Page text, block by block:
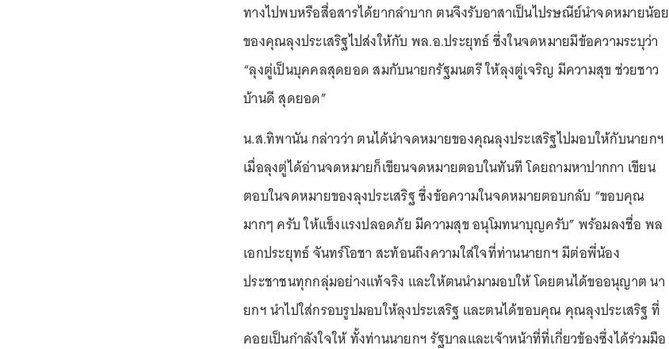
ทางไปพบหรือสื่อสารได้ยากลำบาก ตนจึงรับอาสาเป็นไปรษณีย์นำจดหมายน้อย
ของคุณลุงประเสริฐไปส่งให้กับ พล.อ.ประยุทธ์ ซึ่งในจดหมายมีข้อความระบุว่า
“ลุงตู่เป็นบุคคลสุดยอด สมกับนายกรัฐมนตรี ให้ลุงตู่เจริญ มีความสุข ช่วยชาว
บ้านดี สุดยอด”
น.ส.ทิพานัน กล่าวว่า ตนได้นำจดหมายของคุณลุงประเสริฐไปมอบให้กับนายกฯ
เมื่อลุงตู่ได้อ่านจดหมายก็เขียนจดหมายตอบในทันที โดยถามหาปากกา เขียน
ตอบในจดหมายของลุงประเสริฐ ซึ่งข้อความในจดหมายตอบกลับ “ขอบคุณ
มากๆ ครับ ให้แข็งแรงปลอดภัย มีความสุข อนุโมทนาบุญครับ” พร้อมลงชื่อ พล
เอกประยุทธ์ จันทร์โอชา สะท้อนถึงความใส่ใจที่ท่านนายกฯ มีต่อพี่น้อง
ประชาชนทุกกลุ่มอย่างแท้จริง และให้ตนนำมามอบให้ โดยตนได้ขออนุญาต นา
ยกฯ นำไปใส่กรอบรูปมอบให้ลุงประเสริฐ และตนได้ขอบคุณ คุณลุงประเสริฐ ที่
คอยเป็นกำลังใจให้ ทั้งท่านนายกฯ รัฐบาลและเจ้าหน้าที่ที่เกี่ยวข้องซึ่งได้ร่วมมือ